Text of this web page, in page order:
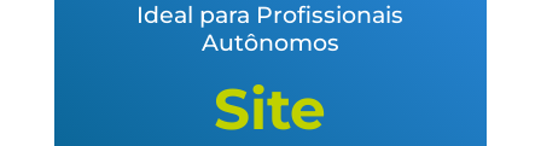
Ideal para Profissionais
Autônomos
Site